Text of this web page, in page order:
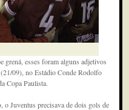
grená, esses foram alguns adjetivos
09), no Estádio Conde Rodolfo
Copa Paulista.
o Juventus precisava de dois gols de